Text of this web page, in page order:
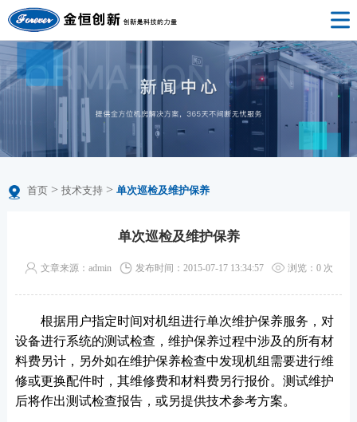
首页> 技术支持> 单次巡检及维护保养
单次巡检及维护保养
文章来源：admin 发布时间：2015-07-17 13:34:57 浏览： 0次
根据用户指定时间对机组进行单次维护保养服务，对
设备进行系统的测试检查，维护保养过程中涉及的所有材
料费另计，另外如在维护保养检查中发现机组需要进行维
修或更换配件时，其维修费和材料费另行报价。测试维护
后将作出测试检查报告，或另提供技术参考方案。